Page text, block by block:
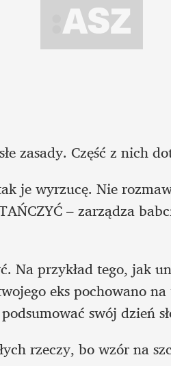
zasady. Część z nich
je wyrzucę. Nie
– zarządza
Na przykład tego, jak
eks pochowano
swój dzień
rzeczy, bo wzór na